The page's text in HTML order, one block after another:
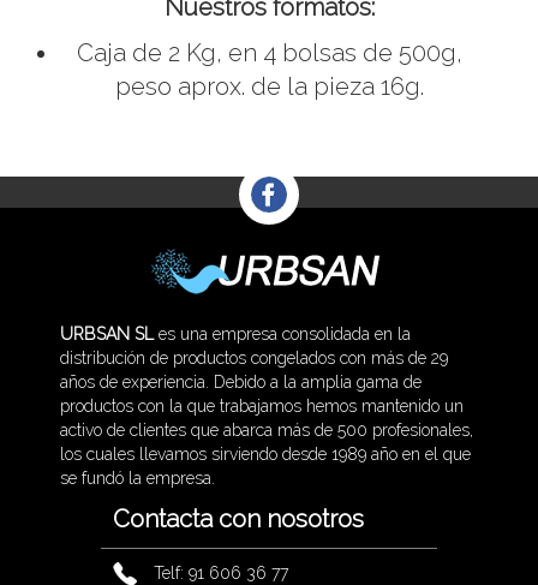
Nuestros formatos:
Caja de 2 Kg, en 4 bolsas de 500g,
peso aprox. de la pieza 16g.
URBSAN SLes una empresa consolidada en la
distribución de productos congelados con más de 29
años de experiencia. Debido a la amplia gama de
productos con la que trabajamos hemos mantenido un
activo de clientes que abarca más de 500 profesionales,
los cuales llevamos sirviendo desde 1989 año en el que
se fundó la empresa.
Contacta con nosotros
Telf: 91 606 36 77